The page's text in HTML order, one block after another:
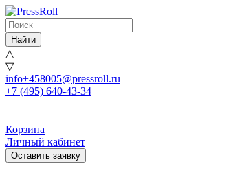
Найти
△
▽
info+458005@pressroll.ru
+7 (495) 640-43-34
Корзина
Личный кабинет
Оставить заявку